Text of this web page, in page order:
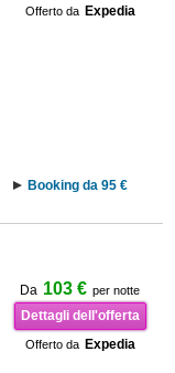
Offerto da Expedia
Booking da 95 €
Da 103 € per notte
Dettagli dell'offerta
Offerto da Expedia